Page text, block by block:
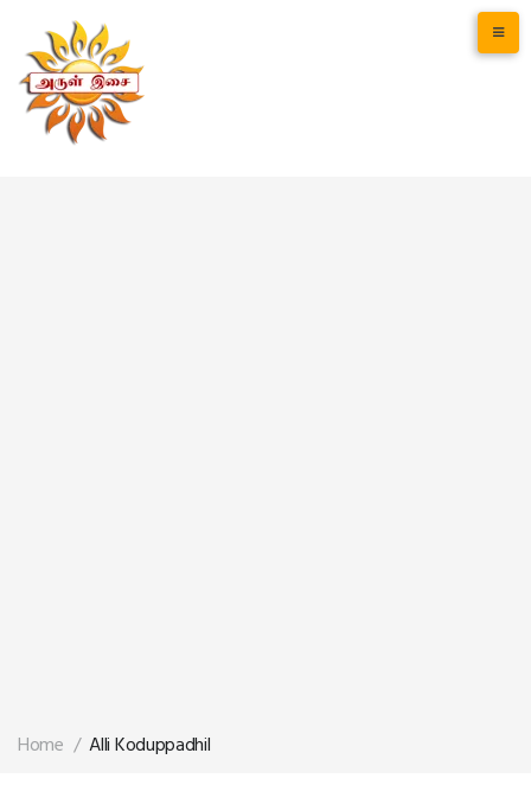
Home / Alli Koduppadhil